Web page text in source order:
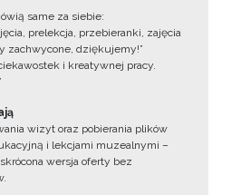
same za siebie:
prelekcja, przebieranki, zajęcia
zachwycone, dziękujemy!”
i kreatywnej pracy.
wizyt oraz pobierania plików
i lekcjami muzealnymi –
wersja oferty bez